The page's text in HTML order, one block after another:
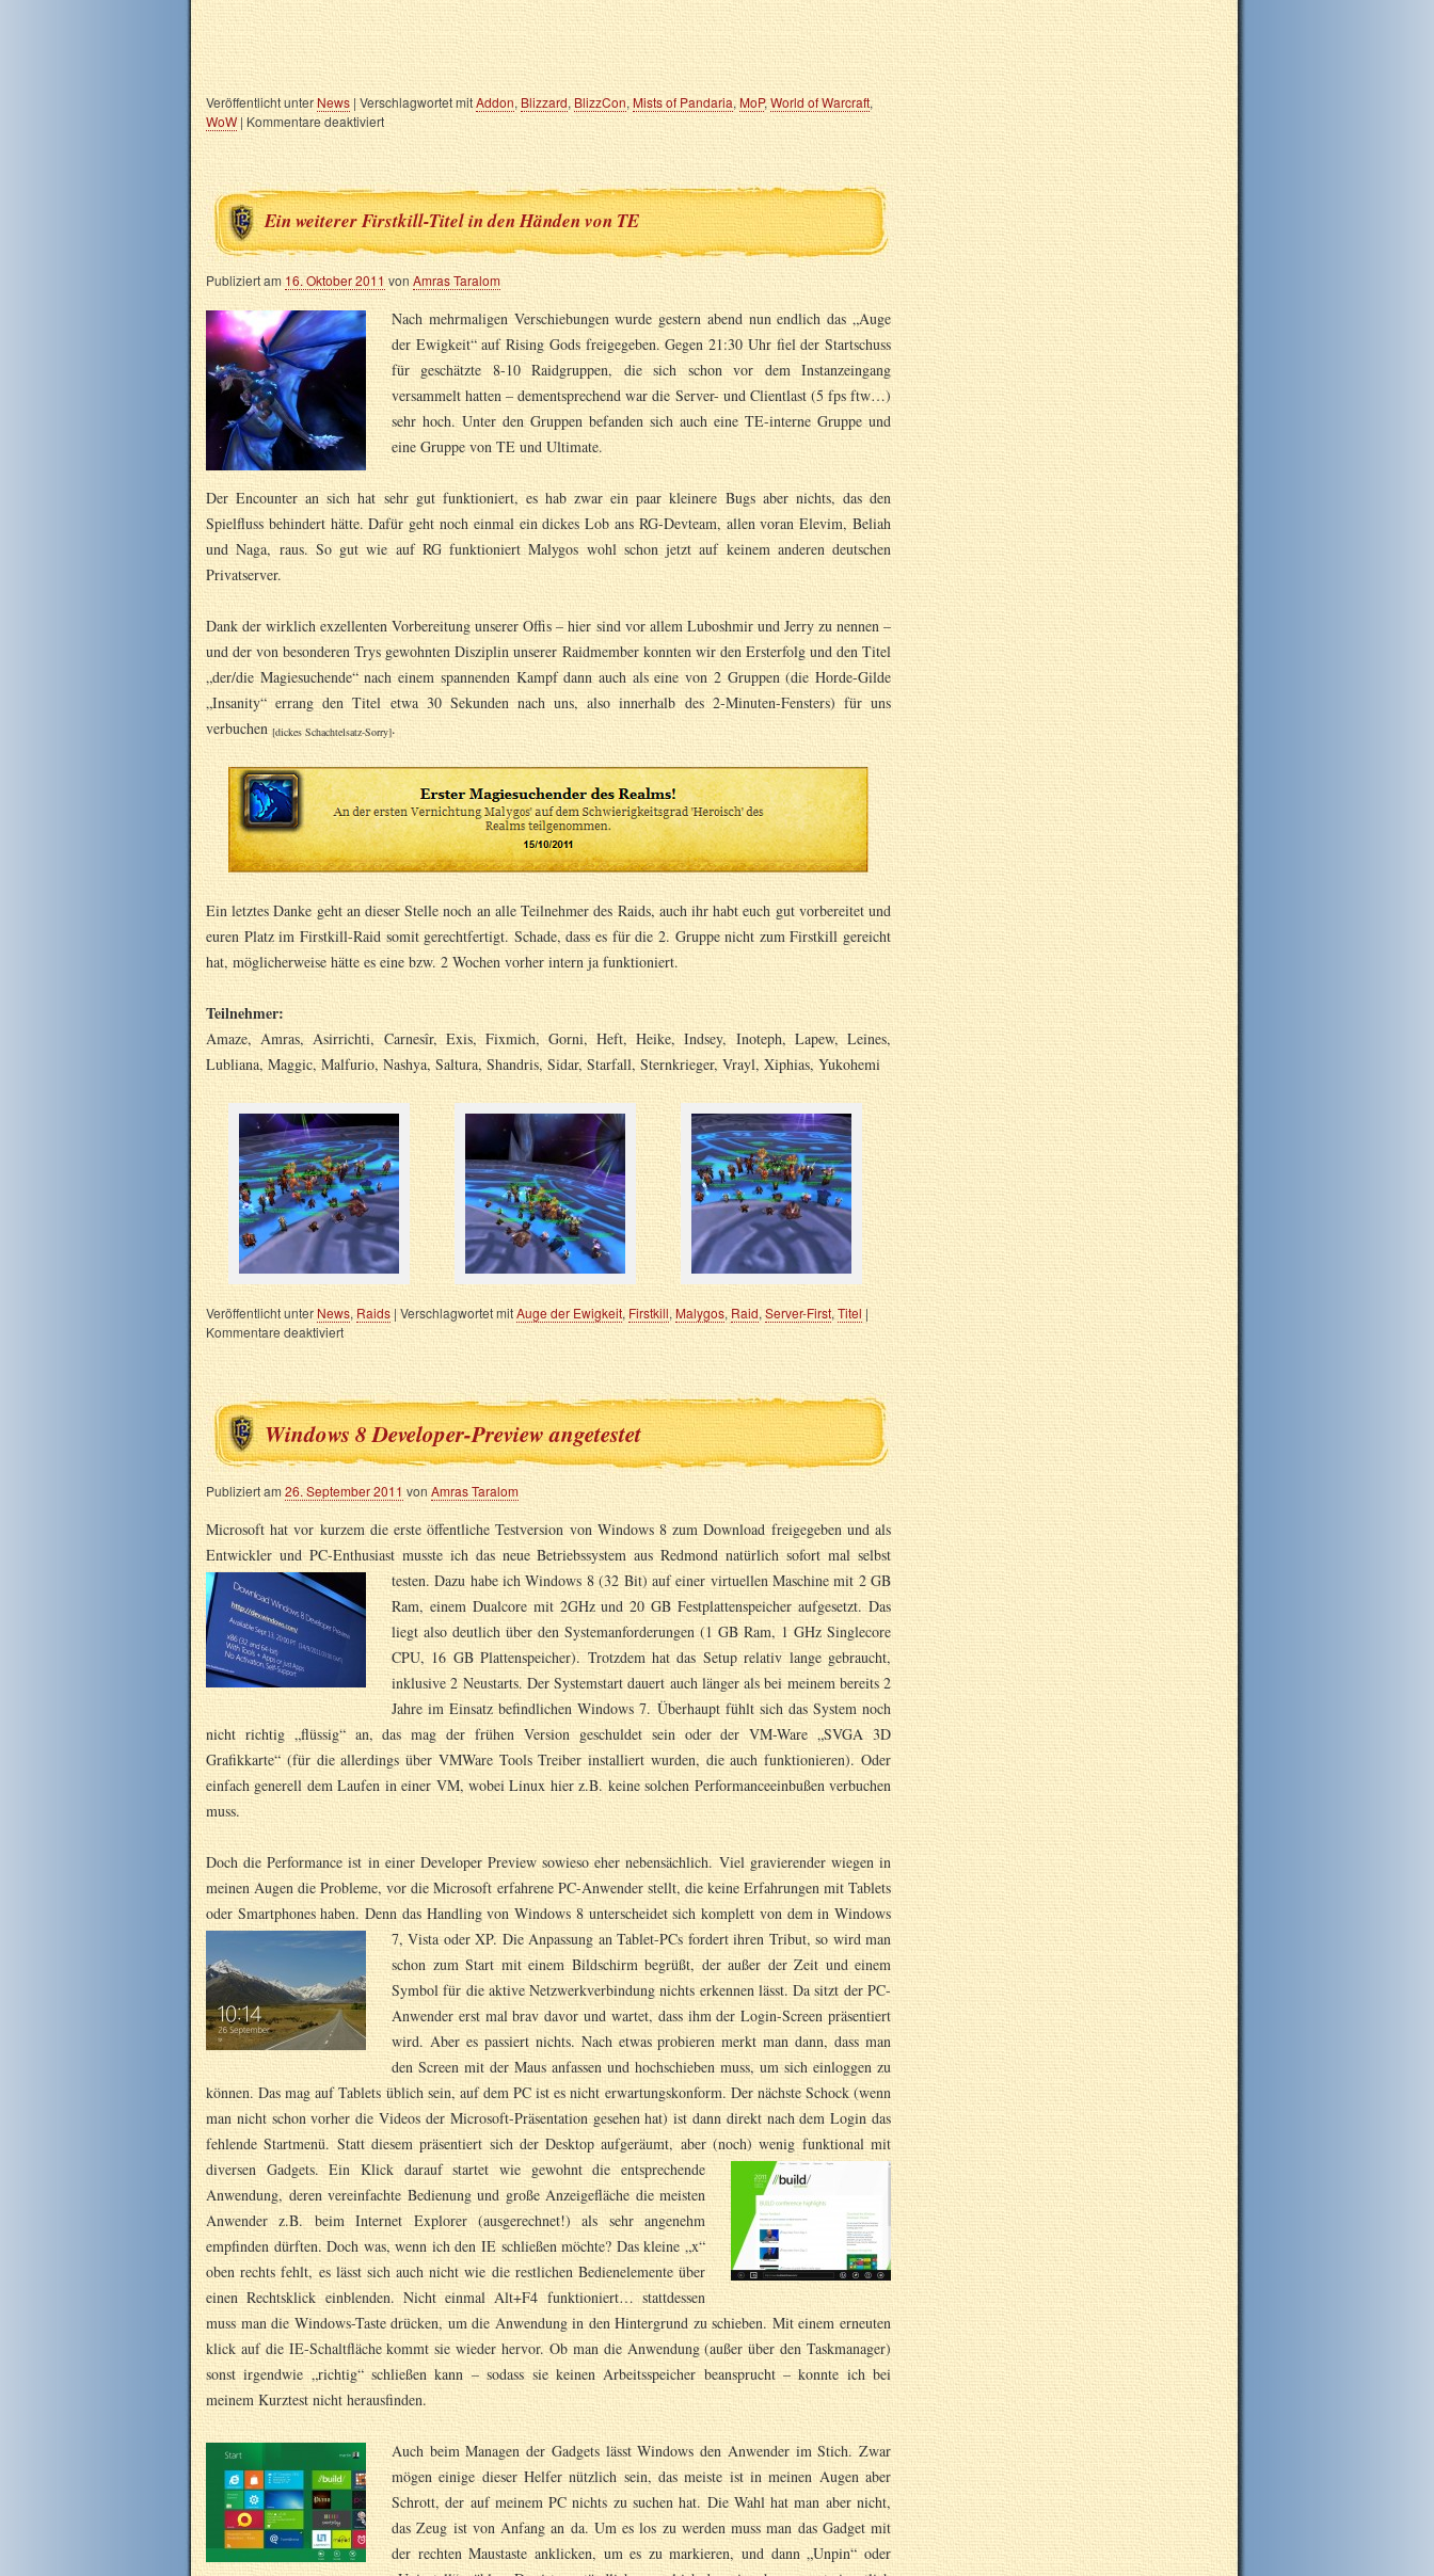
Veröffentlicht unterNews |Verschlagwortet mitAddon,Blizzard,BlizzCon,Mists of Pandaria, MoP,World of Warcraft,
WoW | Kommentare deaktiviert
Ein weiterer Firstkill-Titel in den Händen von TE
Publiziert am 16. Oktober 2011 von Amras Taralom
Nach mehrmaligen Verschiebungen wurde gestern abend nun endlich das „Auge
der Ewigkeit“ auf Rising Gods freigegeben. Gegen 21:30 Uhr fiel der Startschuss
für geschätzte 8-10 Raidgruppen, die sich schon vor dem Instanzeingang
versammelt hatten – dementsprechend war die Server- und Clientlast (5 fps ftw…)
sehr hoch. Unter den Gruppen befanden sich auch eine TE-interne Gruppe und
eine Gruppe von TE und Ultimate.
Der Encounter an sich hat sehr gut funktioniert, es hab zwar ein paar kleinere Bugs aber nichts, das den
Spielfluss behindert hätte. Dafür geht noch einmal ein dickes Lob ans RG-Devteam, allen voran Elevim, Beliah
und Naga, raus. So gut wie auf RG funktioniert Malygos wohl schon jetzt auf keinem anderen deutschen
Privatserver.
Dank der wirklich exzellenten Vorbereitung unserer Offis – hier sind vor allem Luboshmir und Jerry zu nennen –
und der von besonderen Trys gewohnten Disziplin unserer Raidmember konnten wir den Ersterfolg und den Titel
„der/die Magiesuchende“ nach einem spannenden Kampf dann auch als eine von 2 Gruppen (die Horde-Gilde
„Insanity“ errang den Titel etwa 30 Sekunden nach uns, also innerhalb des 2-Minuten-Fensters) für uns
verbuchen [dickes Schachtelsatz-Sorry].
Ein letztes Danke geht an dieser Stelle noch an alle Teilnehmer des Raids, auch ihr habt euch gut vorbereitet und
euren Platz im Firstkill-Raid somit gerechtfertigt. Schade, dass es für die 2. Gruppe nicht zum Firstkill gereicht
hat, möglicherweise hätte es eine bzw. 2 Wochen vorher intern ja funktioniert.
Teilnehmer:
Amaze, Amras, Asirrichti, Carnesîr, Exis, Fixmich, Gorni, Heft, Heike, Indsey, Inoteph, Lapew, Leines,
Lubliana, Maggic, Malfurio, Nashya, Saltura, Shandris, Sidar, Starfall, Sternkrieger, Vrayl, Xiphias, Yukohemi
Veröffentlicht unterNews, Raids | Verschlagwortet mitAuge der Ewigkeit, Firstkill, Malygos,Raid, Server-First,Titel |
Kommentare deaktiviert
Windows 8 Developer-Preview angetestet
Publiziert am 26. September 2011 von Amras Taralom
Microsoft hat vor kurzem die erste öffentliche Testversion von Windows 8 zum Download freigegeben und als
Entwickler und PC-Enthusiast musste ich das neue Betriebssystem aus Redmond natürlich sofort mal selbst
testen.Dazu habe ich Windows 8 (32 Bit) auf einer virtuellen Maschine mit 2 GB
Ram, einem Dualcore mit 2GHz und 20 GB Festplattenspeicher aufgesetzt. Das
liegt also deutlich über den Systemanforderungen (1 GB Ram, 1 GHz Singlecore
CPU, 16 GB Plattenspeicher). Trotzdem hat das Setup relativ lange gebraucht,
inklusive 2 Neustarts. Der Systemstart dauert auch länger als bei meinem bereits 2
Jahre im Einsatz befindlichen Windows 7. Überhaupt fühlt sich das System noch
nicht richtig „flüssig“ an, das mag der frühen Version geschuldet sein oder der VM-Ware „SVGA 3D
Grafikkarte“ (für die allerdings über VMWare Tools Treiber installiert wurden, die auch funktionieren). Oder
einfach generell dem Laufen in einer VM, wobei Linux hier z.B. keine solchen Performanceeinbußen verbuchen
muss.
Doch die Performance ist in einer Developer Preview sowieso eher nebensächlich. Viel gravierender wiegen in
meinen Augen die Probleme, vor die Microsoft erfahrene PC-Anwender stellt, die keine Erfahrungen mit Tablets
oder Smartphones haben. Denn das Handling von Windows 8 unterscheidet sich komplett von dem in Windows
7, Vista oder XP.Die Anpassung an Tablet-PCs fordert ihren Tribut, so wird man
schon zum Start mit einem Bildschirm begrüßt, der außer der Zeit und einem
Symbol für die aktive Netzwerkverbindung nichts erkennen lässt. Da sitzt der PC-
Anwender erst mal brav davor und wartet, dass ihm der Login-Screen präsentiert
wird. Aber es passiert nichts. Nach etwas probieren merkt man dann, dass man
den Screen mit der Maus anfassen und hochschieben muss, um sich einloggen zu
können. Das mag auf Tablets üblich sein, auf dem PC ist es nicht erwartungskonform. Der nächste Schock (wenn
man nicht schon vorher die Videos der Microsoft-Präsentation gesehen hat) ist dann direkt nach dem Login das
fehlende Startmenü. Statt diesem präsentiert sich der Desktop aufgeräumt, aber (noch) wenig funktional mit
diversen Gadgets.Ein Klick darauf startet wie gewohnt die entsprechende
Anwendung, deren vereinfachte Bedienung und große Anzeigefläche die meisten
Anwender z.B. beim Internet Explorer (ausgerechnet!) als sehr angenehm
empfinden dürften. Doch was, wenn ich den IE schließen möchte? Das kleine „x“
oben rechts fehlt, es lässt sich auch nicht wie die restlichen Bedienelemente über
einen Rechtsklick einblenden. Nicht einmal Alt+F4 funktioniert… stattdessen
muss man die Windows-Taste drücken, um die Anwendung in den Hintergrund zu schieben. Mit einem erneuten
klick auf die IE-Schaltfläche kommt sie wieder hervor. Ob man die Anwendung (außer über den Taskmanager)
sonst irgendwie „richtig“ schließen kann – sodass sie keinen Arbeitsspeicher beansprucht – konnte ich bei
meinem Kurztest nicht herausfinden.
Auch beim Managen der Gadgets lässt Windows den Anwender im Stich. Zwar
mögen einige dieser Helfer nützlich sein, das meiste ist in meinen Augen aber
Schrott, der auf meinem PC nichts zu suchen hat. Die Wahl hat man aber nicht,
das Zeug ist von Anfang an da. Um es los zu werden muss man das Gadget mit
der rechten Maustaste anklicken, um es zu markieren, und dann „Unpin“ oder